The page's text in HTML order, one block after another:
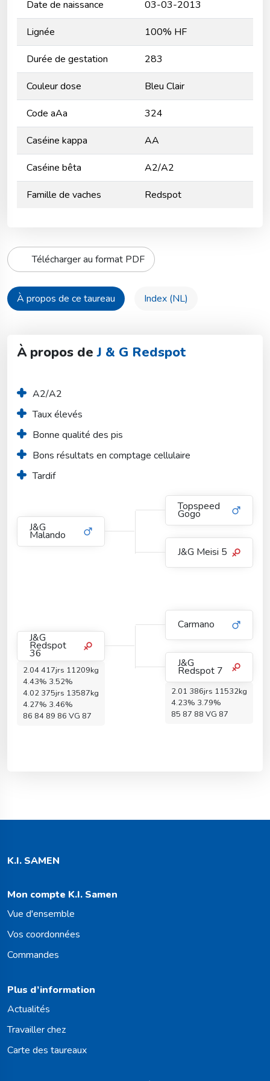
Date de naissance 03-03-2013
Lignée 100% HF
Durée de gestation 283
Couleur dose Bleu Clair
Code aAa 324
Caséine kappa AA
Caséine bêta A2/A2
Famille de vaches Redspot
À propos de ce taureau Index (NL)
Télécharger au format PDF
À propos deJ & G Redspot
A2/A2
Taux élevés
Bonne qualité des pis
Bons résultats en comptage cellulaire
Tardif
J&G
Malando
Topspeed
Gogo
J&G Meisi 5
J&G
Redspot
36
2.04 417jrs 11209kg
4.43% 3.52%
4.02 375jrs 13587kg
4.27% 3.46%
86 84 89 86 VG 87
Carmano
J&G
Redspot 7
2.01 386jrs 11532kg
4.23% 3.79%
85 87 88 VG 87
K.I. SAMEN
Mon compte K.I. Samen
Vue d'ensemble
Vos coordonnées
Commandes
Plus d’information
Actualités
Travailler chez
Carte des taureaux